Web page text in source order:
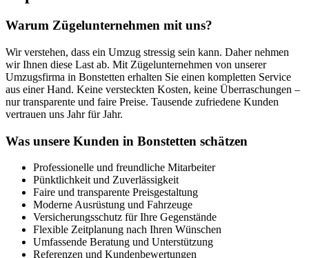
Warum Zügelunternehmen mit uns?
Wir verstehen, dass ein Umzug stressig sein kann. Daher nehmen
wir Ihnen diese Last ab. Mit Zügelunternehmen von unserer
Umzugsfirma in Bonstetten erhalten Sie einen kompletten Service
aus einer Hand. Keine versteckten Kosten, keine Überraschungen –
nur transparente und faire Preise. Tausende zufriedene Kunden
vertrauen uns Jahr für Jahr.
Was unsere Kunden in Bonstetten schätzen
Professionelle und freundliche Mitarbeiter
Pünktlichkeit und Zuverlässigkeit
Faire und transparente Preisgestaltung
Moderne Ausrüstung und Fahrzeuge
Versicherungsschutz für Ihre Gegenstände
Flexible Zeitplanung nach Ihren Wünschen
Umfassende Beratung und Unterstützung
Referenzen und Kundenbewertungen